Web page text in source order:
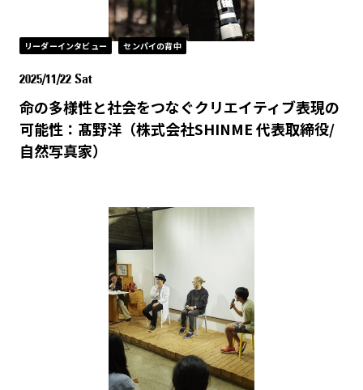
リーダーインタビュー センパイの背中
2025/11/22 Sat
命の多様性と社会をつなぐクリエイティブ表現の
可能性：髙野洋（株式会社SHINME 代表取締役/
自然写真家）